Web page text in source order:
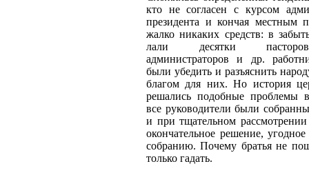
кто не согласен с курсом
президента и кончая местным
жалко никаких средств: в
лали десятки
администраторов и др.
были убедить и разъяснить
благом для них. Но история
решались подоб­ные проблемы
все руководители были
и при тщатель­ном
окончательное решение,
собранию. Почему братья не
только гадать.